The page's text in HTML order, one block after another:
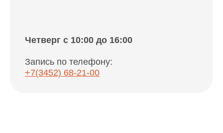
Четверг c 10:00 до 16:00
Запись по телефону:
+7(3452) 68-21-00